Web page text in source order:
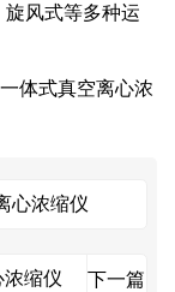
风式等多种运
一体式真空离心浓
心浓缩仪
缩仪 下一篇